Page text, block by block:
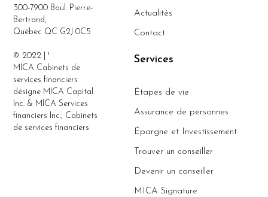
300-7900 Boul. Pierre-
Bertrand,
Québec QC G2J 0C5
© 2022 | ¹
MICA Cabinets de
services financiers
désigne MICA Capital
Inc. & MICA Services
financiers Inc., Cabinets
de services financiers
Actualités
Contact
Services
Étapes de vie
Assurance de personnes
Épargne et Investissement
Trouver un conseiller
Devenir un conseiller
MICA Signature